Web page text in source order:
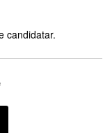
candidatar.